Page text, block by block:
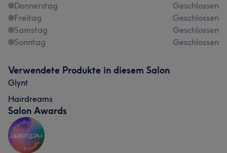
Donnerstag
Geschlossen
Freitag
Geschlossen
Samstag
Geschlossen
Sonntag
Geschlossen
Verwendete Produkte in diesem Salon
Glynt
Hairdreams
Salon Awards